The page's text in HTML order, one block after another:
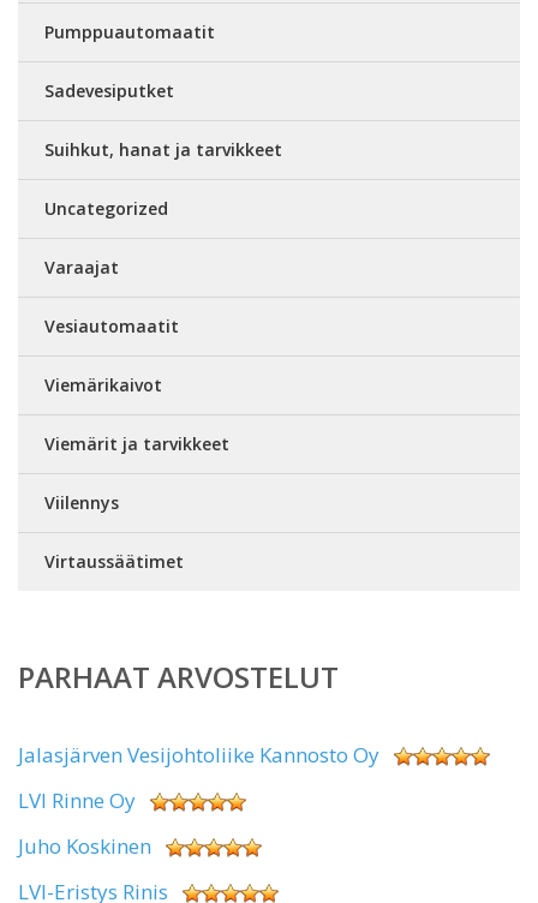
Pumppuautomaatit
Sadevesiputket
Suihkut, hanat ja tarvikkeet
Uncategorized
Varaajat
Vesiautomaatit
Viemärikaivot
Viemärit ja tarvikkeet
Viilennys
Virtaussäätimet
PARHAAT ARVOSTELUT
Jalasjärven Vesijohtoliike Kannosto Oy
LVI Rinne Oy
Juho Koskinen
LVI-Eristys Rinis